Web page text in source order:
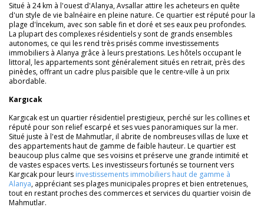
Situé à 24 km à l'ouest d'Alanya, Avsallar attire les acheteurs en quête
d'un style de vie balnéaire en pleine nature. Ce quartier est réputé pour la
plage d'İncekum, avec son sable fin et doré et ses eaux peu profondes.
La plupart des complexes résidentiels y sont de grands ensembles
autonomes, ce qui les rend très prisés comme investissements
immobiliers à Alanya grâce à leurs prestations. Les hôtels occupant le
littoral, les appartements sont généralement situés en retrait, près des
pinèdes, offrant un cadre plus paisible que le centre-ville à un prix
abordable.
Kargıcak
Kargıcak est un quartier résidentiel prestigieux, perché sur les collines et
réputé pour son relief escarpé et ses vues panoramiques sur la mer.
Situé juste à l'est de Mahmutlar, il abrite de nombreuses villas de luxe et
des appartements haut de gamme de faible hauteur. Le quartier est
beaucoup plus calme que ses voisins et préserve une grande intimité et
de vastes espaces verts. Les investisseurs fortunés se tournent vers
Kargıcak pour leurs investissements immobiliers haut de gamme à
Alanya, appréciant ses plages municipales propres et bien entretenues,
tout en restant proches des commerces et services du quartier voisin de
Mahmutlar.